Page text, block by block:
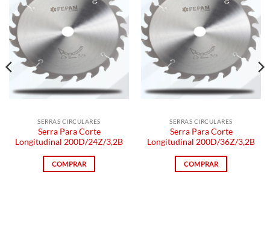
SERRAS CIRCULARES
Serra Para Corte
Longitudinal 200D/24Z/3,2B
COMPRAR
SERRAS CIRCULARES
Serra Para Corte
Longitudinal 200D/36Z/3,2B
COMPRAR